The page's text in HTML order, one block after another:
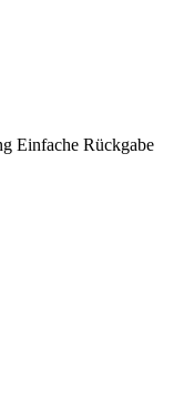
Einfache Rückgabe